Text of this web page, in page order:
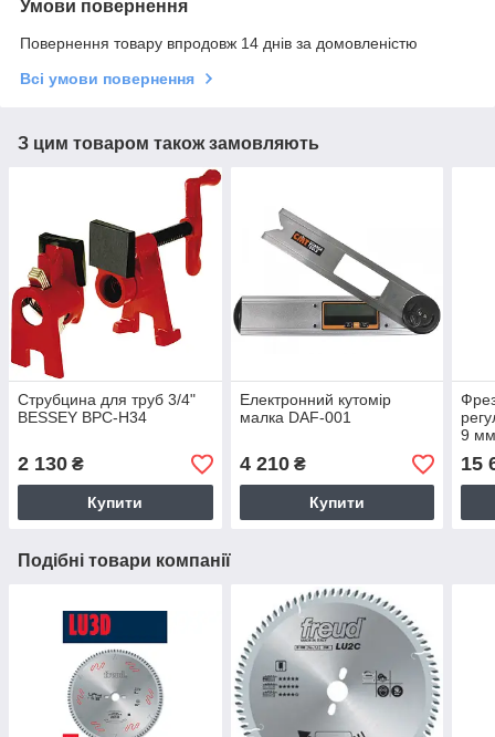
Умови повернення
Повернення товару впродовж 14 днів за домовленістю
Всі умови повернення
З цим товаром також замовляють
Струбцина для труб 3/4"
BESSEY BPC-H34
2 130 ₴
Купити
Електронний кутомір
малка DAF-001
4 210₴
Купити
9
15
Подібні товари компанії